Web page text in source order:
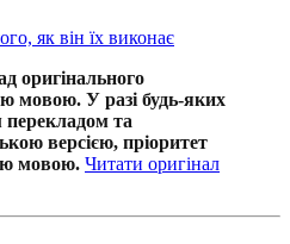
як він їх виконає
оригінального
мовою. У разі будь-яких
перекладом та
версією, пріоритет
мовою. Читати оригінал